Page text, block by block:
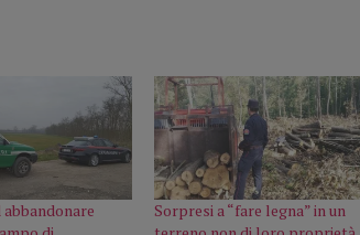
Sorpresi a “fare legna” in un